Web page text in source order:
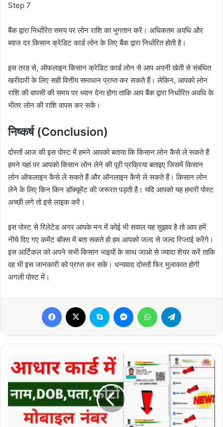
Step 7
बैंक द्वारा निर्धारित समय पर लोन राशि का भुगतान करें। अधिकतम अवधि और
ब्याज दर किसान क्रेडिट कार्ड लोन के लिए बैंक द्वारा निर्धारित होती है।
इस तरह से, ऑफलाइन किसान क्रेडिट कार्ड लोन से आप अपनी खेती से संबंधित
खरीदारी के लिए सही वित्तीय समाधान प्राप्त कर सकते हैं। लेकिन, आपको लोन
राशि की वापसी की समय पर ध्यान देना होगा ताकि आप बैंक द्वारा निर्धारित अवधि के
भीतर लोन की राशि वापस कर सकें।
निष्कर्ष (Conclusion)
दोस्तों आज की इस पोस्ट में हमने आपको बताया कि किसान लोन कैसे ले सकते हैं
हमने यहां पर आपको किसान लोन लेने की पूरी प्रक्रिया बताइए जिसमें किसान
लोन ऑफलाइन कैसे ले सकते हैं और ऑनलाइन कैसे ले सकते हैं। किसान लोन
लेने के लिए किन किन डॉक्यूमेंट की जरूरत पड़ती है। यदि आपको यह हमारी पोस्ट
अच्छी लगे तो इसे लाइक करें।
इस पोस्ट से रिलेटेड अगर आपके मन में कोई भी सवाल यह सुझाव है तो आप हमें
नीचे दिए गए कमेंट बॉक्स में बता सकते हो हम आपको जल्द से जल्द रिप्लाई करेंगे।
इस आर्टिकल को अपने सभी किसान भाइयों के साथ जाओ से ज्यादा शेयर करें ताकि
वह भी इस जानकारी को प्राप्त कर सकें। धन्यवाद दोस्तों फिर मुलाकात होगी
अगली पोस्ट में।
Facebook Skype MessengerWhatsApp
Update
Aadhar
Card
Online